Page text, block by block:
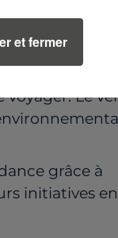
Le
grâce à
initiatives en
et fermer